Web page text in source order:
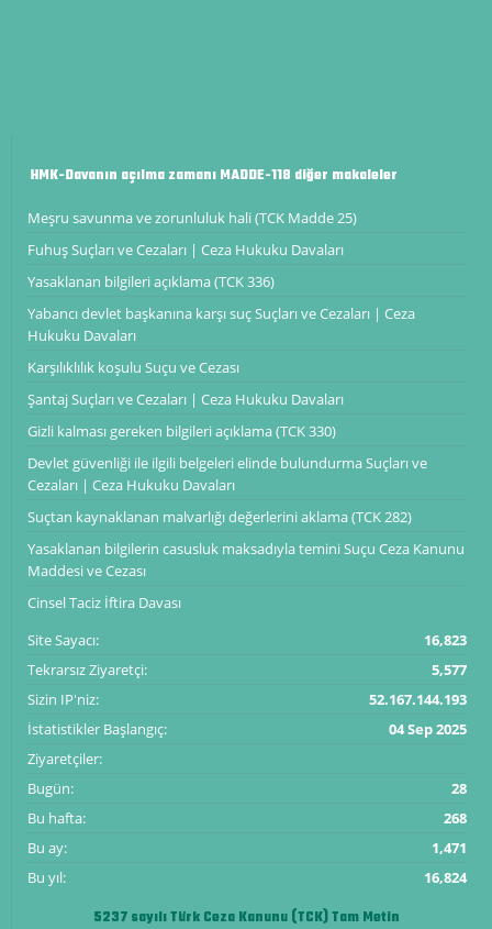
HMK-Davanın açılma zamanı MADDE-118 diğer makaleler
Meşru savunma ve zorunluluk hali (TCK Madde 25)
Fuhuş Suçları ve Cezaları | Ceza Hukuku Davaları
Yasaklanan bilgileri açıklama (TCK 336)
Yabancı devlet başkanına karşı suç Suçları ve Cezaları | Ceza
Hukuku Davaları
Karşılıklılık koşulu Suçu ve Cezası
Şantaj Suçları ve Cezaları | Ceza Hukuku Davaları
Gizli kalması gereken bilgileri açıklama (TCK 330)
Devlet güvenliği ile ilgili belgeleri elinde bulundurma Suçları ve
Cezaları | Ceza Hukuku Davaları
Suçtan kaynaklanan malvarlığı değerlerini aklama (TCK 282)
Yasaklanan bilgilerin casusluk maksadıyla temini Suçu Ceza Kanunu
Maddesi ve Cezası
Cinsel Taciz İftira Davası
Site Sayacı:
16,823
Tekrarsız Ziyaretçi:
5,577
Sizin IP'niz:
52.167.144.193
İstatistikler Başlangıç:
04 Sep 2025
Ziyaretçiler:
Bugün:
28
Bu hafta:
268
Bu ay:
1,471
Bu yıl:
16,824
5237 sayılı Türk Ceza Kanunu (TCK) Tam Metin